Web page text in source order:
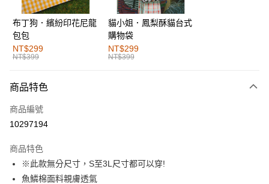
運送方式
全家取貨付款
每筆NT$60，滿NT$1,000(含以上)免運費
付款後全家取貨
萊爾富取貨付款
付款後萊爾富取貨
每筆NT$60，滿NT$1,000(含以上)免運費
布丁狗．繽紛印花尼龍
包包
NT$299
NT$399
貓小姐．鳳梨酥貓台式
購物袋
NT$299
NT$399
商品特色
商品編號
10297194
商品特色
※此款無分尺寸，S至3L尺寸都可以穿!
魚鱗棉面料親膚透氣